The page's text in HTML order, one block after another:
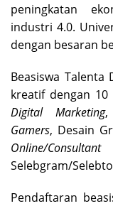
peningkatan
industri 4.0.
dengan besaran
Beasiswa
kreatif dengan
Digital Marketing,
Gamers, Desain
Online/
Selebgram/
Pendaftaran